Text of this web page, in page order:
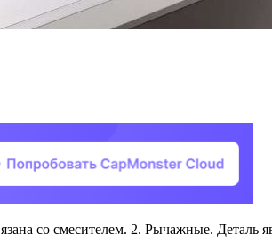
со смесителем. 2. Рычажные. Деталь